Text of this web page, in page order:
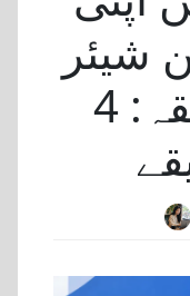
شیئر
کرنے کا طریقہ: 4